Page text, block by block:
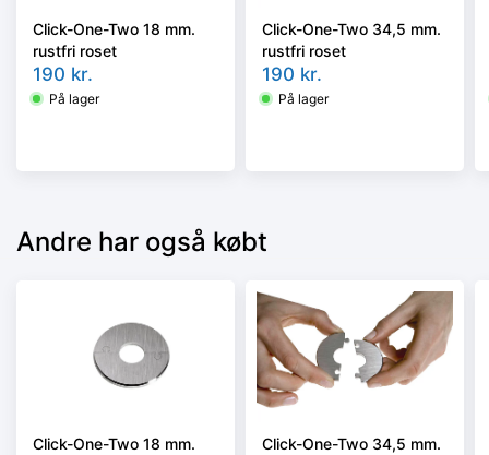
Click-One-Two 18 mm.
rustfri roset
190 kr.
På lager
Click-One-Two 34,5 mm.
rustfri roset
190 kr.
På lager
Andre har også købt
Click-One-Two 18 mm.
Click-One-Two 34,5 mm.